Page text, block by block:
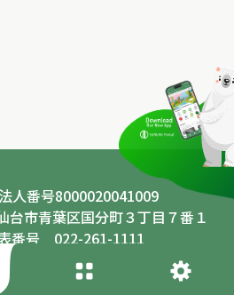
人番号8000020041009
市青葉区国分町３丁目７番１
号 022-261-1111